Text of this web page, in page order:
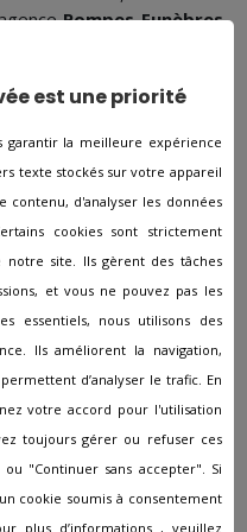
Pompes Funèbres
à
élevé, il est compris
pour une inhumation ou
:
lors d'une inhumation
des communes)
est une priorité
garantir la meilleure expérience
texte stockés sur votre appareil
contenu, d'analyser les données
cookies sont strictement
notre site. Ils gèrent des tâches
et vous ne pouvez pas les
essentiels, nous utilisons des
Ils améliorent la navigation,
d’analyser le trafic. En
votre accord pour l'utilisation
toujours gérer ou refuser ces
"Continuer sans accepter". Si
cookie soumis à consentement
plus d’informations , veuillez